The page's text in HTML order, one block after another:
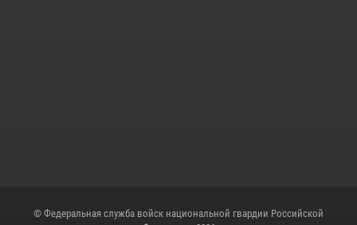
© Федеральная служба войск национальной гвардии Российской